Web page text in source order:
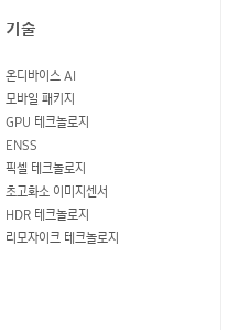
기술
온디바이스 AI
모바일 패키지
GPU 테크놀로지
ENSS
픽셀 테크놀로지
초고화소 이미지센서
HDR 테크놀로지
리모자이크 테크놀로지